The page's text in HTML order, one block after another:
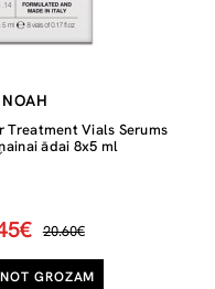
NOAH
Treatment Vials Serums
ādai 8x5 ml
20.60€
GROZAM